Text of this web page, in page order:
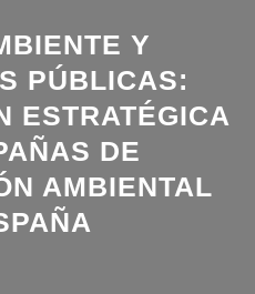
Y
PÚBLICAS:
ESTRATÉGICA
DE
AMBIENTAL